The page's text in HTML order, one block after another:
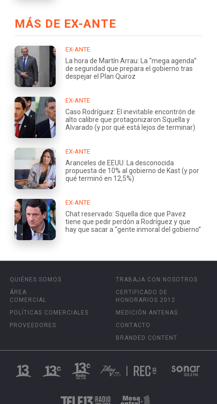
MÁS DE EX-ANTE
EX-ANTE
La hora de Martín Arrau: La “mega agenda”
de seguridad que prepara el gobierno tras
despejar el Plan Quiroz
EX-ANTE
Caso Rodríguez: El inevitable encontrón de
alto calibre que protagonizaron Squella y
Alvarado (y por qué está lejos de terminar)
EX-ANTE
Aranceles de EEUU: La desconocida
propuesta de 10% al gobierno de Kast (y por
qué terminó en 12,5%)
EX-ANTE
Chat reservado: Squella dice que Pavez
tiene que pedir perdón a Rodríguez y que
hay que sacar a “gente inmoral del gobierno”
QUIÉNES SOMOS
ÁREA
COMERCIAL
POLÍTICAS COMERCIALES
PROVEEDORES
TRABAJA CON NOSOTROS
CERTIFICADO DE
HONORARIOS 2012
MEDICIÓN ANTENAS
CONTACTO
BRANDED CONTENT